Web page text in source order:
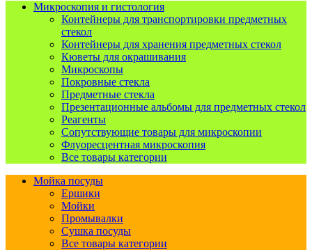
Микроскопия и гистология
Контейнеры для транспортировки предметных
стекол
Контейнеры для хранения предметных стекол
Кюветы для окрашивания
Микроскопы
Покровные стекла
Предметные стекла
Презентационные альбомы для предметных стекол
Реагенты
Сопутствующие товары для микроскопии
Флуоресцентная микроскопия
Все товары категории
Мойка посуды
Ершики
Мойки
Промывалки
Сушка посуды
Все товары категории